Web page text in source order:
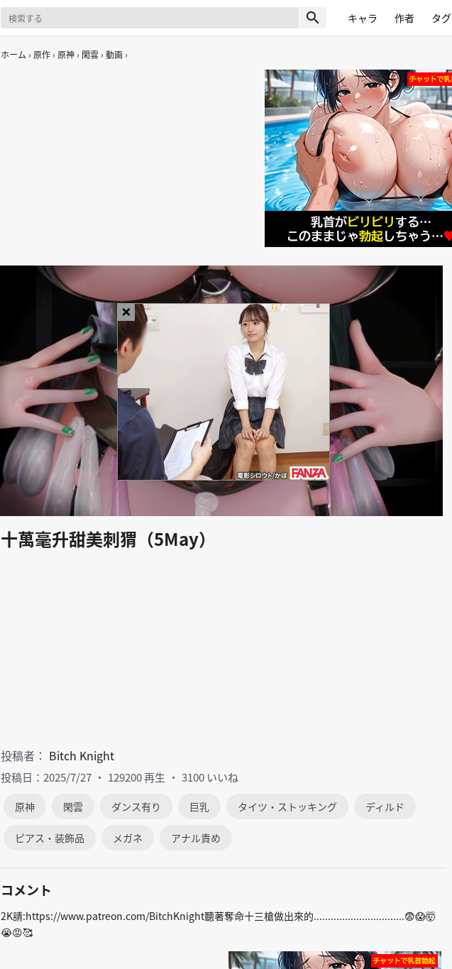
search キャラ 作者 タグ
ホーム 原作 原神 閑雲 動画
play_arrow
×
十萬毫升甜美刺猬（5May）
投稿者： Bitch Knight
投稿日：2025/7/27 129200 再生 3100 いいね
原神 閑雲 ダンス有り 巨乳 タイツ・ストッキング ディルド
ピアス・装飾品 メガネ アナル責め
コメント
2K請:https://www.patreon.com/BitchKnight聽著奪命十三槍做出來的................................😨😱🤯
😭😡🥰